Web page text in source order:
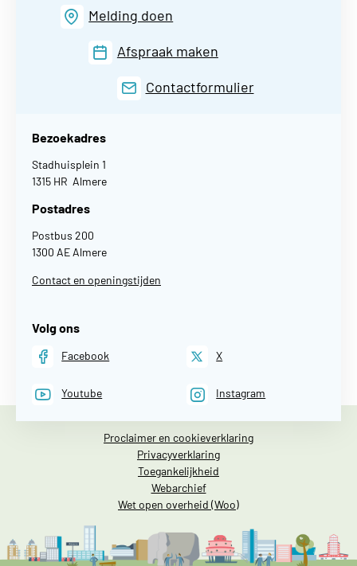
Melding doen
Afspraak maken
Contactformulier
Bezoekadres
Stadhuisplein 1
1315 HR Almere
Postadres
Postbus 200
1300 AE Almere
Contact en openingstijden
Volg ons
Facebook X
Youtube Instagram
Proclaimer en cookieverklaring
Privacyverklaring
Toegankelijkheid
Webarchief
Wet open overheid (Woo)